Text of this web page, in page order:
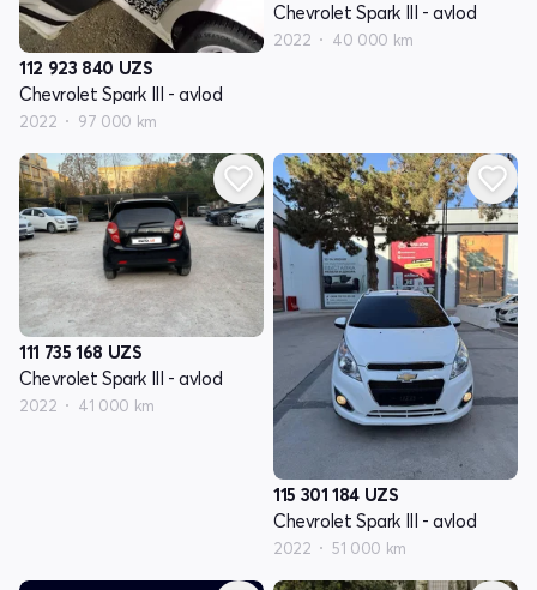
112 923 840 UZS
Chevrolet Spark III - avlod
2022 97 000 km
Chevrolet Spark III - avlod
2022 40 000 km
111 735 168 UZS
Chevrolet Spark III - avlod
2022 41 000 km
115 301 184 UZS
Chevrolet Spark III - avlod
2022 51 000 km